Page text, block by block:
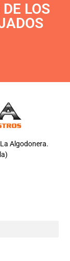
LOS
Algodonera.